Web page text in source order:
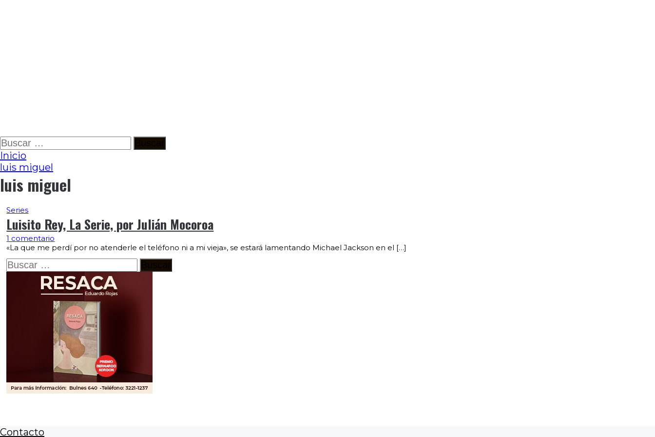
Ir
al
contenido
Buscar:
Inicio
luis miguel
luis miguel
Series
Luisito Rey, La Serie, por Julián Mocoroa
1 comentario
«La que me perdí por no atenderle el teléfono ni a mi vieja», se estará lamentando Michael Jackson en el […]
Buscar:
Contacto